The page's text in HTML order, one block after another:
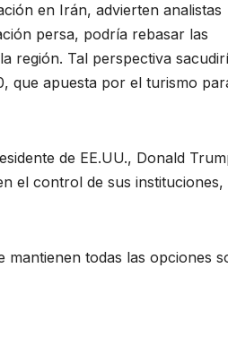
en Irán, advierten analistas
persa, podría rebasar las
región. Tal perspectiva
que apuesta por el turismo
de EE.UU., Donald
el control de sus instituciones,
mantienen todas las opciones